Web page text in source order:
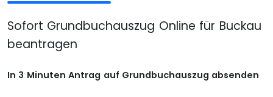
Sofort Grundbuchauszug Online für Buckau
beantragen
In 3 Minuten Antrag auf Grundbuchauszug absenden